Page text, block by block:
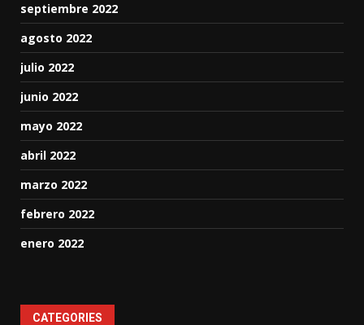
septiembre 2022
agosto 2022
julio 2022
junio 2022
mayo 2022
abril 2022
marzo 2022
febrero 2022
enero 2022
CATEGORIES